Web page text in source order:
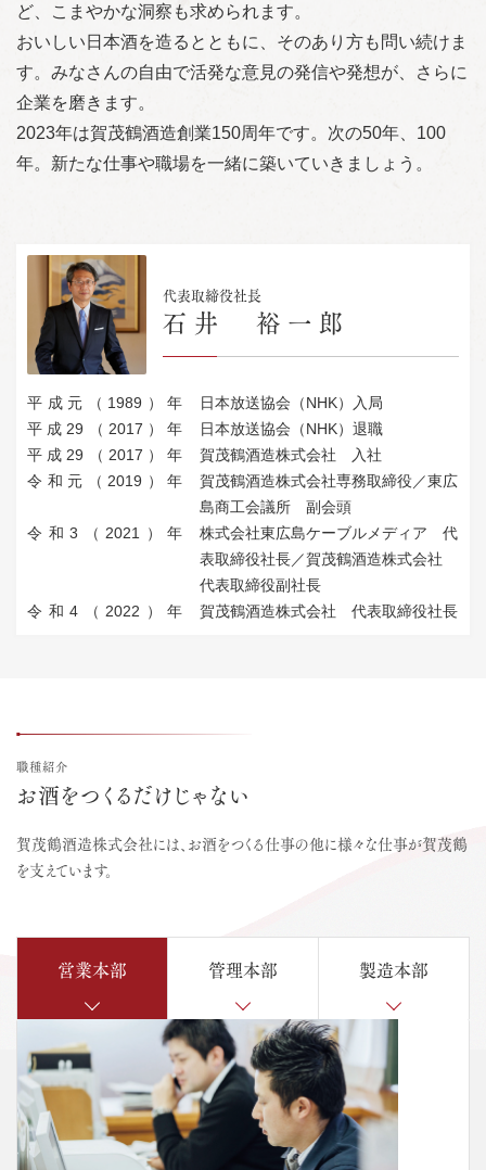
ど、こまやかな洞察も求められます。
おいしい日本酒を造るとともに、そのあり方も問い続けま
す。みなさんの自由で活発な意見の発信や発想が、さらに
企業を磨きます。
2023年は賀茂鶴酒造創業150周年です。次の50年、100
年。新たな仕事や職場を一緒に築いていきましょう。
代表取締役社長
石井 裕一郎
平成元（1989）年
日本放送協会（NHK）入局
平成29（2017）年
日本放送協会（NHK）退職
平成29（2017）年
賀茂鶴酒造株式会社 入社
令和元（2019）年
賀茂鶴酒造株式会社専務取締役／東広
島商工会議所 副会頭
令和3（2021）年
株式会社東広島ケーブルメディア 代
表取締役社長／賀茂鶴酒造株式会社
代表取締役副社長
令和4（2022）年
賀茂鶴酒造株式会社 代表取締役社長
職種紹介
お酒をつくるだけじゃない
賀茂鶴酒造株式会社には、お酒をつくる仕事の他に様々な仕事が賀茂鶴
を支えています。
営業本部 管理本部 製造本部